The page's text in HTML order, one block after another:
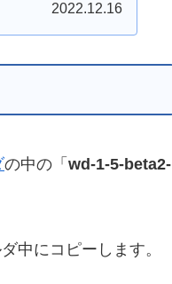
2022.12.16
の中の「 wd-1-5-beta2-
中にコピーします。